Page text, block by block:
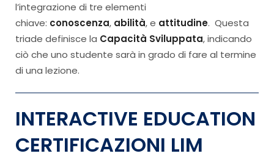
l’integrazione di tre elementi
chiave: conoscenza, abilità, e attitudine. Questa
triade definisce la Capacità Sviluppata, indicando
ciò che uno studente sarà in grado di fare al termine
di una lezione.
INTERACTIVE EDUCATION
CERTIFICAZIONI LIM